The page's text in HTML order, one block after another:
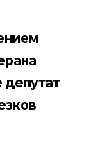
депутат